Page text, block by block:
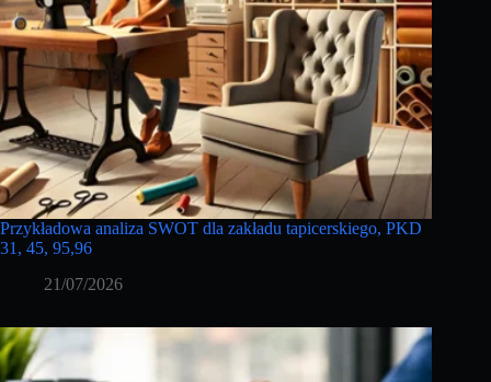
Przykładowa analiza SWOT dla zakładu tapicerskiego, PKD
31, 45, 95,96
21/07/2026